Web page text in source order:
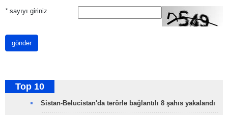
*sayıyı giriniz
gönder
Top 10
Sistan-Belucistan'da terörle bağlantılı 8 şahıs yakalandı